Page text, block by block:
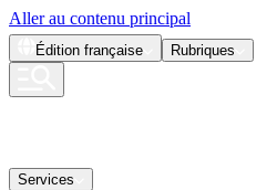
Aller au contenu principal
Édition française Rubriques
Services